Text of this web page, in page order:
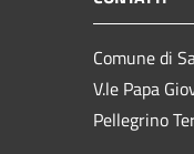
Comune di
V.le Papa
Pellegrino